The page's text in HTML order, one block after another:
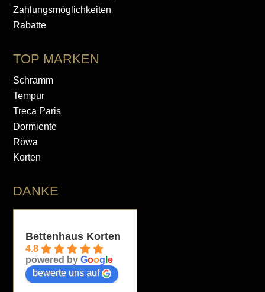
Zahlungsmöglichkeiten
Rabatte
TOP MARKEN
Schramm
Tempur
Treca Paris
Dormiente
Röwa
Korten
DANKE
Bettenhaus Korten
4.8
powered byGoog le
bewerte uns auf